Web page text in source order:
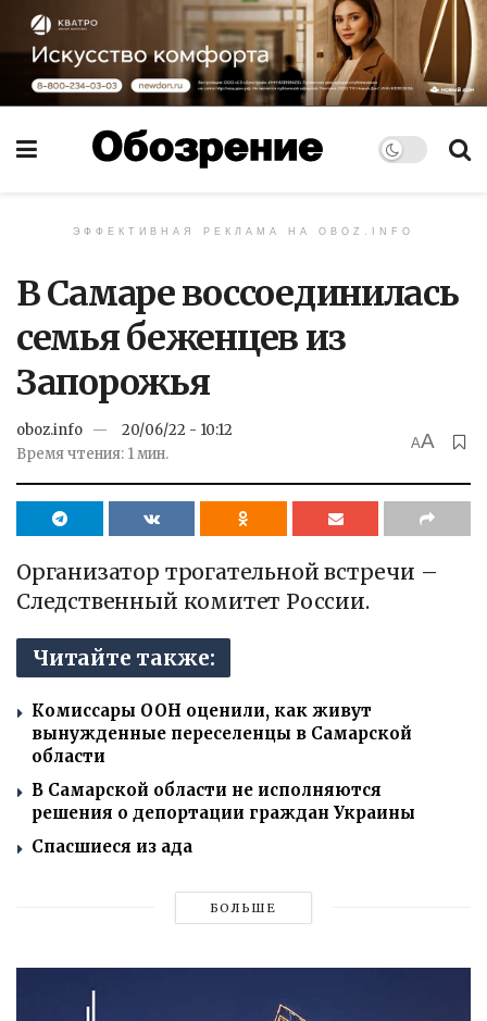
ЭФФЕКТИВНАЯ РЕКЛАМА НА OBOZ.INFO
В Самаре воссоединилась
семья беженцев из
Запорожья
oboz.info
20/06/22 - 10:12
Время чтения: 1 мин.
AA
Организатор трогательной встречи –
Следственный комитет России.
Читайте также:
Комиссары ООН оценили, как живут
вынужденные переселенцы в Самарской
области
В Самарской области не исполняются
решения о депортации граждан Украины
Спасшиеся из ада
БОЛЬШЕ